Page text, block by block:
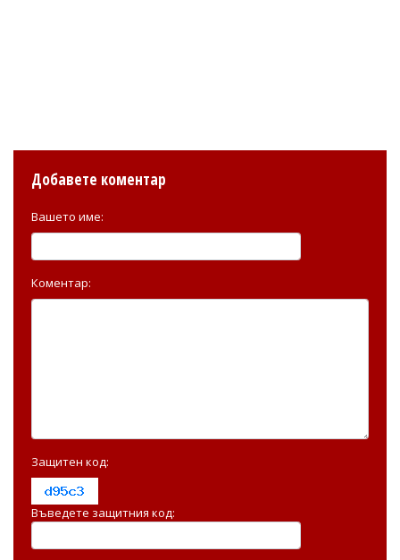
Добавете коментар
Вашето име:
Коментар:
Защитен код:
Въведете защитния код: